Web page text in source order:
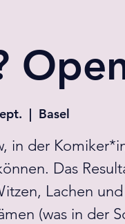
  |
Basel
in der
Das
Lachen
(was in der